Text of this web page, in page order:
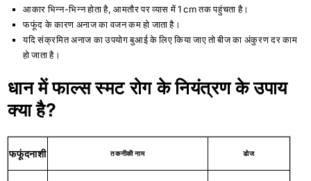
आकार भिन्न-भिन्न होता है, आमतौर पर व्यास में 1 cm तक पहुंचता है।
फफूंद के कारण अनाज का वजन कम हो जाता है।
यदि संक्रमित अनाज का उपयोग बुआई के लिए किया जाए तो बीज का अंकुरण दर काम
हो जाता है।
धान में फाल्स स्मट रोग के नियंत्रण के उपाय
क्या है?
फफूंदनाशी तकनीकी नाम डोज